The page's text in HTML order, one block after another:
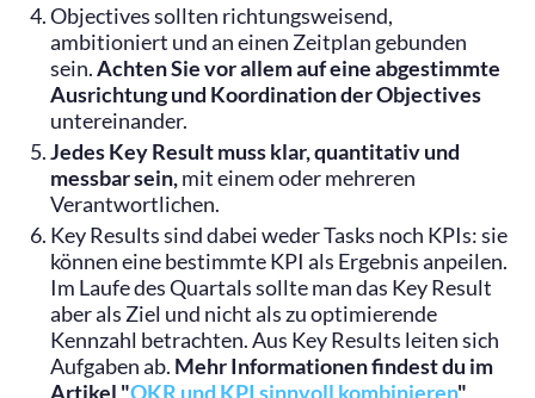
Objectives sollten richtungsweisend,
ambitioniert und an einen Zeitplan gebunden
sein.Achten Sie vor allem auf eine abgestimmte
Ausrichtung und Koordination der Objectives
untereinander.
Jedes Key Result muss klar, quantitativ und
messbar sein,mit einem oder mehreren
Verantwortlichen.
Key Results sind dabei weder Tasks noch KPIs: sie
können eine bestimmte KPI als Ergebnis anpeilen.
Im Laufe des Quartals sollte man das Key Result
aber als Ziel und nicht als zu optimierende
Kennzahl betrachten. Aus Key Results leiten sich
Aufgaben ab. Mehr Informationen findest du im